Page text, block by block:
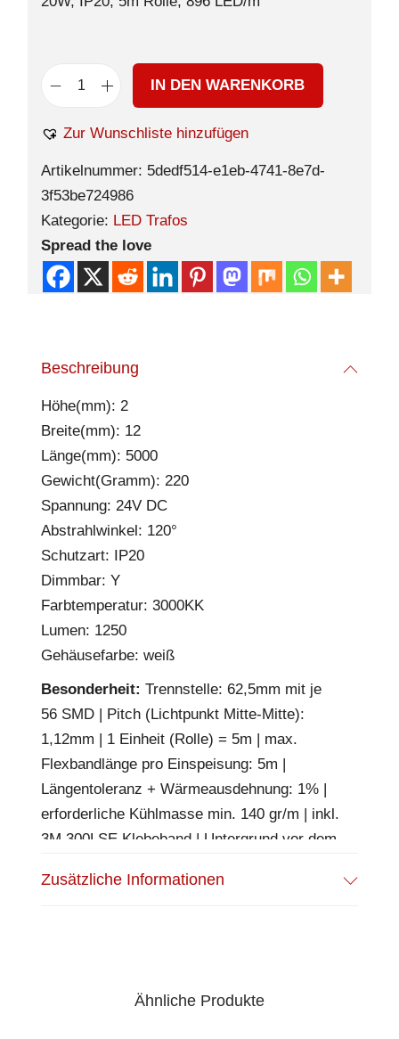
IN DEN WARENKORB
Zur Wunschliste hinzufügen
Artikelnummer: 5dedf514-e1eb-4741-8e7d-
3f53be724986
Kategorie: LED Trafos
Spread the love
Beschreibung
Höhe(mm): 2
Breite(mm): 12
Länge(mm): 5000
Gewicht(Gramm): 220
Spannung: 24V DC
Abstrahlwinkel: 120°
Schutzart: IP20
Dimmbar: Y
Farbtemperatur: 3000KK
Lumen: 1250
Gehäusefarbe: weiß
Besonderheit: Trennstelle: 62,5mm mit je
56 SMD | Pitch (Lichtpunkt Mitte-Mitte):
1,12mm | 1 Einheit (Rolle) = 5m | max.
Flexbandlänge pro Einspeisung: 5m |
Längentoleranz + Wärmeausdehnung: 1% |
erforderliche Kühlmasse min. 140 gr/m | inkl.
3M 300LSE Klebeband | Untergrund vor dem
wieder ablösen! | Es passen die Verbinder
Zusätzliche Informationen
Ähnliche Produkte